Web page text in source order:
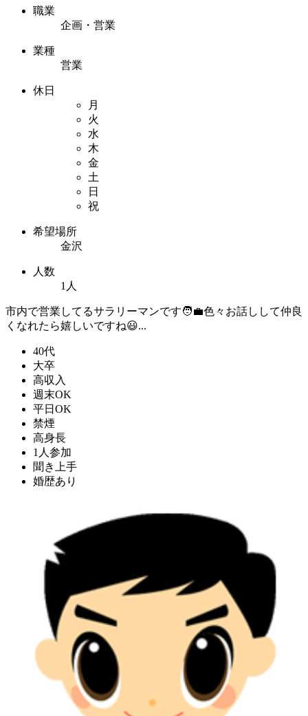
職業
企画・営業
業種
営業
休日
月
火
水
木
金
土
日
祝
希望場所
金沢
人数
1人
市内で営業してるサラリーマンです🧑‍💼色々お話しして仲良
くなれたら嬉しいですね😃...
40代
大卒
高収入
週末OK
平日OK
禁煙
高身長
1人参加
聞き上手
婚歴あり